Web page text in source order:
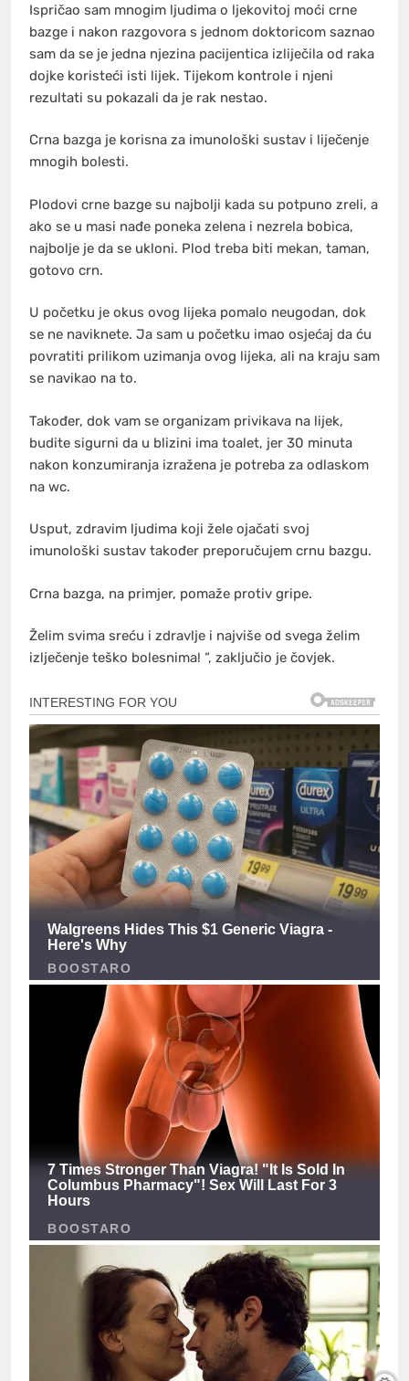
Ispričao sam mnogim ljudima o ljekovitoj moći crne
bazge i nakon razgovora s jednom doktoricom saznao
sam da se je jedna njezina pacijentica izliječila od raka
dojke koristeći isti lijek. Tijekom kontrole i njeni
rezultati su pokazali da je rak nestao.
Crna bazga je korisna za imunološki sustav i liječenje
mnogih bolesti.
Plodovi crne bazge su najbolji kada su potpuno zreli, a
ako se u masi nađe poneka zelena i nezrela bobica,
najbolje je da se ukloni. Plod treba biti mekan, taman,
gotovo crn.
U početku je okus ovog lijeka pomalo neugodan, dok
se ne naviknete. Ja sam u početku imao osjećaj da ću
povratiti prilikom uzimanja ovog lijeka, ali na kraju sam
se navikao na to.
Također, dok vam se organizam privikava na lijek,
budite sigurni da u blizini ima toalet, jer 30 minuta
nakon konzumiranja izražena je potreba za odlaskom
na wc.
Usput, zdravim ljudima koji žele ojačati svoj
imunološki sustav također preporučujem crnu bazgu.
Crna bazga, na primjer, pomaže protiv gripe.
Želim svima sreću i zdravlje i najviše od svega želim
izlječenje teško bolesnima! “, zaključio je čovjek.